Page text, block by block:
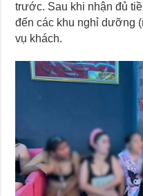
trước. Sau khi nhận đủ
đến các khu nghỉ dưỡng
vụ khách.